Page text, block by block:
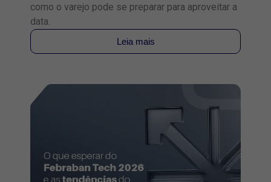
como o varejo pode se preparar para aproveitar a
data.
Leia mais